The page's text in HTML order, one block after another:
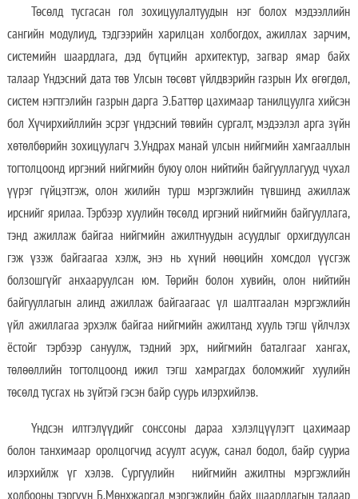
Төсөлд тусгасан гол зохицуулалтуудын нэг болох мэдээллийн
сангийн модулиуд, тэдгээрийн харилцан холбогдох, ажиллах зарчим,
системийн шаардлага, дэд бүтцийн архитектур, загвар ямар байх
талаар Үндэсний дата төв Улсын төсөвт үйлдвэрийн газрын Их өгөгдөл,
систем нэгтгэлийн газрын дарга Э.Баттөр цахимаар танилцуулга хийсэн
бол Хүчирхийллийн эсрэг үндэсний төвийн сургалт, мэдээлэл арга зүйн
хөтөлбөрийн зохицуулагч З.Ундрах манай улсын нийгмийн хамгааллын
тогтолцоонд иргэний нийгмийн буюу олон нийтийн байгууллагууд чухал
үүрэг гүйцэтгэж, олон жилийн турш мэргэжлийн түвшинд ажиллаж
ирснийг ярилаа. Тэрбээр хуулийн төсөлд иргэний нийгмийн байгууллага,
тэнд ажиллаж байгаа нийгмийн ажилтнуудын асуудлыг орхигдуулсан
гэж үзэж байгаагаа хэлж, энэ нь хүний нөөцийн хомсдол үүсгэж
болзошгүйг анхааруулсан юм. Төрийн болон хувийн, олон нийтийн
байгууллагын алинд ажиллаж байгаагаас үл шалтгаалан мэргэжлийн
үйл ажиллагаа эрхэлж байгаа нийгмийн ажилтанд хууль тэгш үйлчлэх
ёстойг тэрбээр сануулж, тэдний эрх, нийгмийн баталгааг хангах,
төлөөллийн тогтолцоонд ижил тэгш хамрагдах боломжийг хуулийн
төсөлд тусгах нь зүйтэй гэсэн байр суурь илэрхийлэв.
Үндсэн илтгэлүүдийг сонссоны дараа хэлэлцүүлэгт цахимаар
болон танхимаар оролцогчид асуулт асууж, санал бодол, байр сууриа
илэрхийлж үг хэлэв. Сургуулийн нийгмийн ажилтны мэргэжлийн
холбооны тэргүүн Б.Мөнхжаргал мэргэжлийн байх шаардлагын талаар